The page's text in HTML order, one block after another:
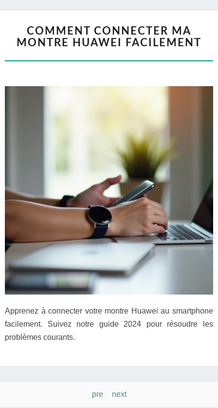
COMMENT CONNECTER MA
MONTRE HUAWEI FACILEMENT
Apprenez à connecter votre montre Huawei au smartphone
facilement. Suivez notre guide 2024 pour résoudre les
problèmes courants.
pre next